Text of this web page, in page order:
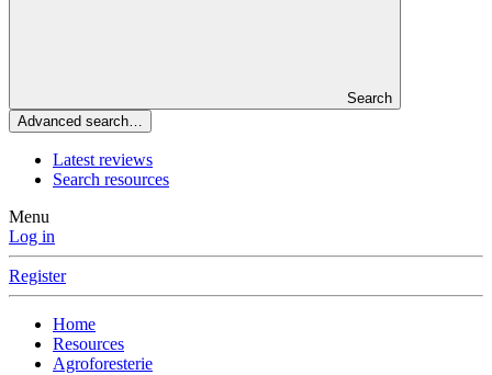
Search
Advanced search…
Latest reviews
Search resources
Menu
Log in
Register
Home
Resources
Agroforesterie